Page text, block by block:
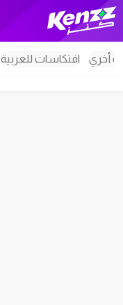
افتكاسات للعربية أخري